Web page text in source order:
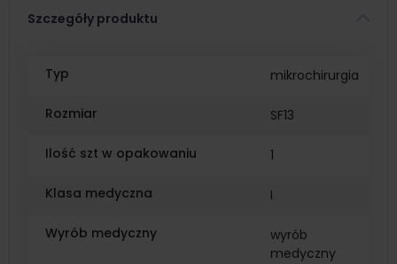
Szczegóły produktu
Typ mikrochirurgia
Rozmiar SF13
Ilość szt w opakowaniu 1
Klasa medyczna I
Wyrób medyczny
wyrób
medyczny